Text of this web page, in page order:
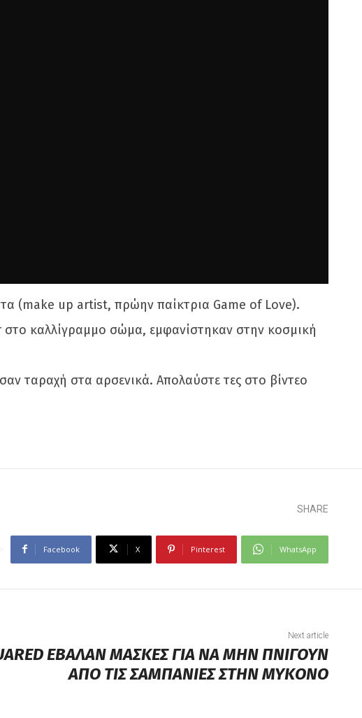
(make up artist, πρώην παίκτρια Game of Love).
καλλίγραμμο σώμα, εμφανίστηκαν στην κοσμική
ταραχή στα αρσενικά. Απολαύστε τες στο βίντεο
SHARE
Facebook X Pinterest WhatsApp
Next article
ΕΒΑΛΑΝ ΜΑΣΚΕΣ ΓΙΑ ΝΑ ΜΗΝ ΠΝΙΓΟΥΝ
ΑΠΟ ΤΙΣ ΣΑΜΠΑΝΙΕΣ ΣΤΗΝ ΜΥΚΟΝΟ